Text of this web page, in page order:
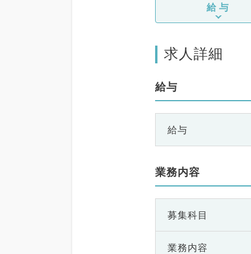
給与
求人詳細
給与
給与
業務内容
募集科目
業務内容